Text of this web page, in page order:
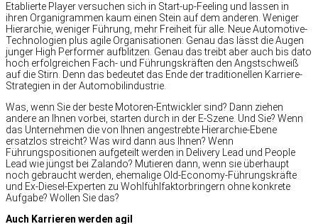
Etablierte Player versuchen sich in Start-up-Feeling und lassen in
ihren Organigrammen kaum einen Stein auf dem anderen. Weniger
Hierarchie, weniger Führung, mehr Freiheit für alle. Neue Automotive-
Technologien plus agile Organisationen: Genau das lässt die Augen
junger High Performer aufblitzen. Genau das treibt aber auch bis dato
hoch erfolgreichen Fach- und Führungskräften den Angstschweiß
auf die Stirn. Denn das bedeutet das Ende der traditionellen Karriere-
Strategien in der Automobilindustrie.
Was, wenn Sie der beste Motoren-Entwickler sind? Dann ziehen
andere an Ihnen vorbei, starten durch in der E-Szene. Und Sie? Wenn
das Unternehmen die von Ihnen angestrebte Hierarchie-Ebene
ersatzlos streicht? Was wird dann aus Ihnen? Wenn
Führungspositionen aufgeteilt werden in Delivery Lead und People
Lead wie jüngst bei Zalando? Mutieren dann, wenn sie überhaupt
noch gebraucht werden, ehemalige Old-Economy-Führungskräfte
und Ex-Diesel-Experten zu Wohlfühlfaktorbringern ohne konkrete
Aufgabe? Wollen Sie das?
Auch Karrieren werden agil